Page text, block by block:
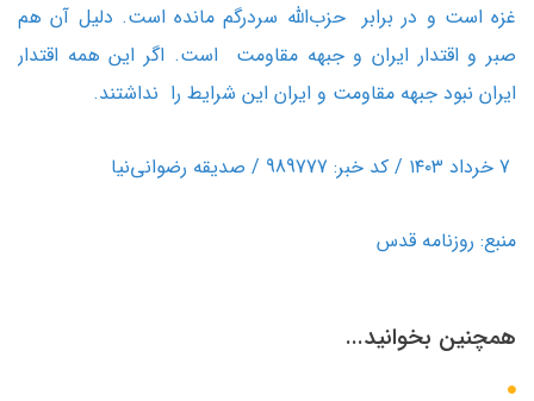
غزه است و در برابر حزب‌الله سردرگم مانده است. دلیل آن هم
صبر و اقتدار ایران و جبهه مقاومت است. اگر این همه اقتدار
ایران نبود جبهه مقاومت و ایران این شرایط را نداشتند.
منبع: روزنامه قدس
همچنین بخوانید...